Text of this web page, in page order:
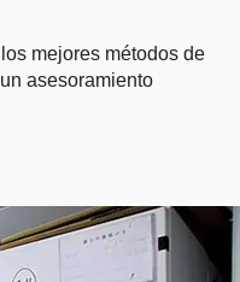
mejores métodos de
asesoramiento